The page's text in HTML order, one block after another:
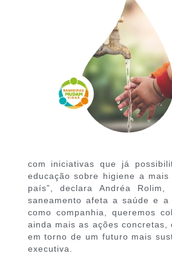
com iniciativas que já
educação sobre higiene a
país”, declara Andréa
saneamento afeta a saúde e
como companhia, queremos
ainda mais as ações
em torno de um futuro mais
executiva.